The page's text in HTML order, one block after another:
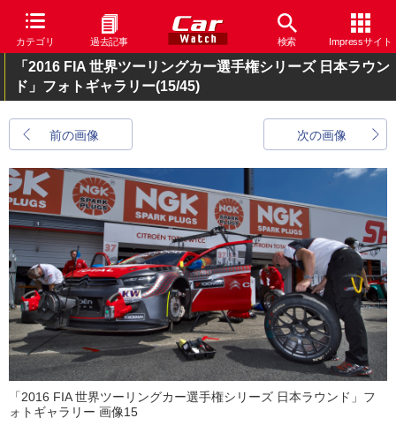
カテゴリ 過去記事 検索 Impressサイト
「2016 FIA 世界ツーリングカー選手権シリーズ 日本ラウン
ド」フォトギャラリー(15/45)
前の画像 次の画像
「2016 FIA 世界ツーリングカー選手権シリーズ 日本ラウンド」フ
ォトギャラリー 画像15